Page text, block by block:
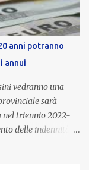
anni potranno
annui
vedranno una
sarà
nel triennio 2022-
delle indennità di